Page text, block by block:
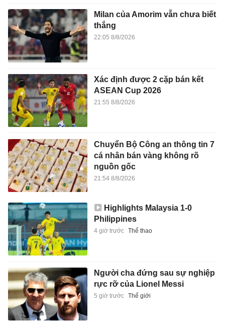
Milan của Amorim vẫn chưa biết
thắng
22:05 8/8/2026
Xác định được 2 cặp bán kết
ASEAN Cup 2026
21:55 8/8/2026
Chuyển Bộ Công an thông tin 7
cá nhân bán vàng không rõ
nguồn gốc
21:54 8/8/2026
Highlights Malaysia 1-0
Philippines
4 giờ trước Thể thao
Người cha đứng sau sự nghiệp
rực rỡ của Lionel Messi
5 giờ trước Thế giới